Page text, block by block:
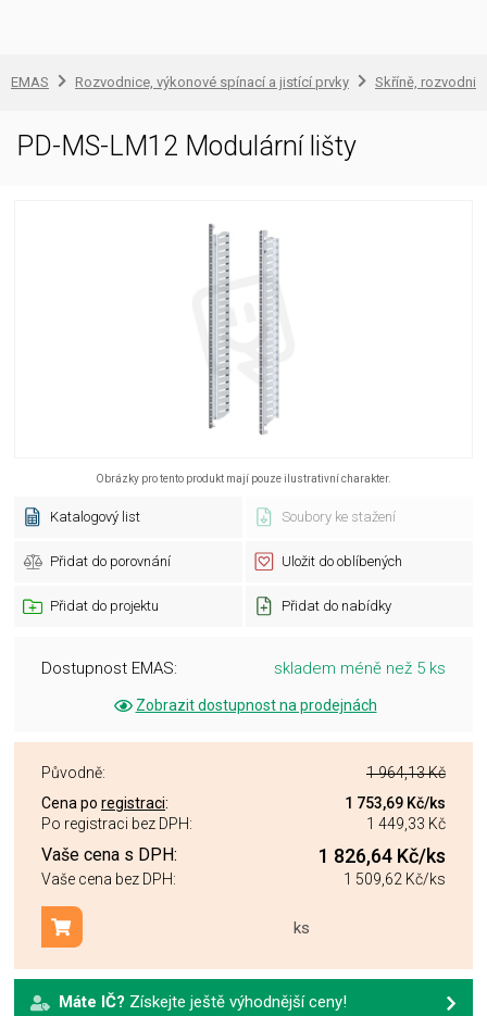
EMAS Rozvodnice, výkonové spínací a jistící prvky Skříně,
PD-MS-LM12 Modulární lišty
Obrázky pro tento produkt mají pouze ilustrativní charakter.
Katalogový list Soubory ke stažení
Přidat do porovnání Uložit do oblíbených
Přidat do projektu Přidat do nabídky
Dostupnost EMAS: skladem méně než 5 ks
Zobrazit dostupnost na prodejnách
Původně:
1 964,13 Kč
Cena po registraci: 1 753,69 Kč/ks
Po registraci bez DPH:
1 449,33 Kč
Vaše cena s DPH: 1 826,64 Kč/ks
Vaše cena bez DPH: 1 509,62 Kč/ks
ks
Přidat do košíku
Máte IČ? Získejte ještě výhodnější ceny!